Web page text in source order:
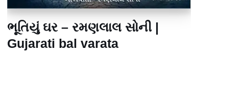
ભૂતિયું ઘર – રમણલાલ સોની |
Gujarati bal varata